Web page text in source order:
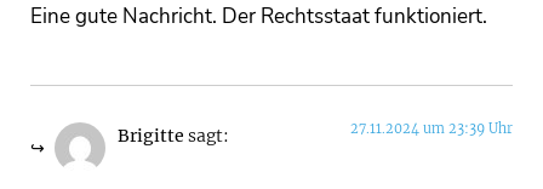
Eine gute Nachricht. Der Rechtsstaat funktioniert.
Brigitte sagt: 27.11.2024 um 23:39 Uhr